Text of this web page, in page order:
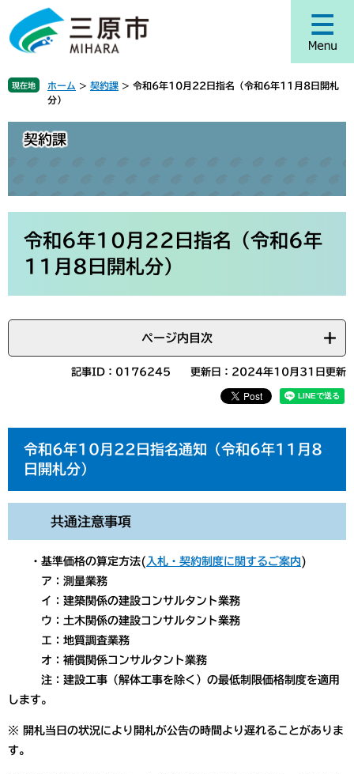
ジ
頭
す
ュ
飛
し
現在地 ホーム > 契約課 > 令和6年10月22日指名（令和6年11月8日開札
分）
契約課
令和6年10月22日指名（令和6年
11月8日開札分）
ページ内目次
記事ID：0176245 更新日：2024年10月31日更新
令和6年10月22日指名通知（令和6年11月8
日開札分）
共通注意事項
・基準価格の算定方法( 入札・契約制度に関するご案内)
ア：測量業務
イ：建築関係の建設コンサルタント業務
ウ：土木関係の建設コンサルタント業務
エ：地質調査業務
オ：補償関係コンサルタント業務
注：建設工事（解体工事を除く）の最低制限価格制度を適用
します。
※ 開札当日の状況により開札が公告の時間より遅れることがありま
す。